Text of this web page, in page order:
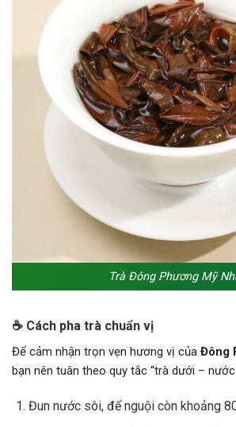
Trà Đông Phương Mỹ
☕ Cách pha trà chuẩn vị
Để cảm nhận trọn vẹn hương vị của Đông
bạn nên tuân theo quy tắc “trà dưới – nước
Đun nước sôi, để nguội còn khoảng